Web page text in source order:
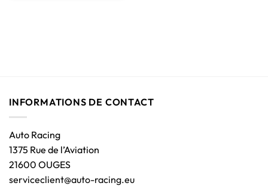
INFORMATIONS DE CONTACT
Auto Racing
1375 Rue de l’Aviation
21600 OUGES
serviceclient@auto-racing.eu